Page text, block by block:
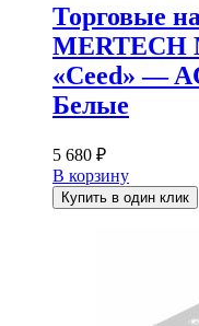
Торговые
MERTECH
«Ceed» —
Белые
5 680 ₽
В корзину
Купить в один клик